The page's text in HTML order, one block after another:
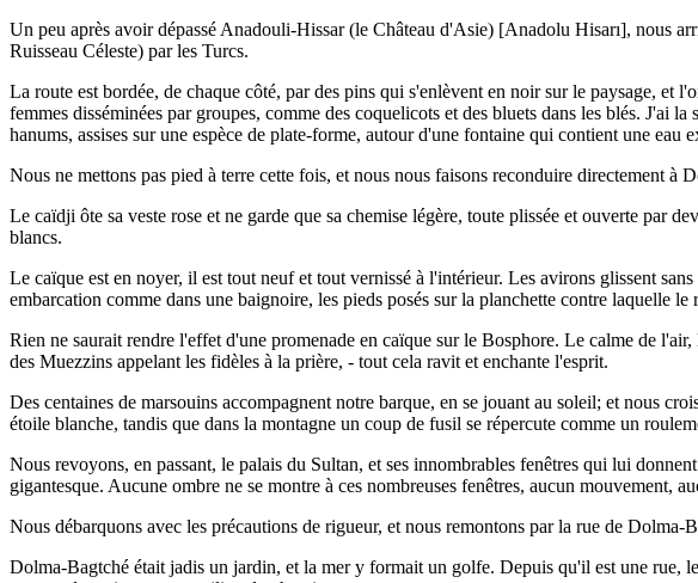
Un peu après avoir dépassé Anadouli-Hissar (le Château d'Asie) [Anadolu Hisarı], nous
Ruisseau Céleste) par les Turcs.
La route est bordée, de chaque côté, par des pins qui s'enlèvent en noir sur le paysage,
femmes disséminées par groupes, comme des coquelicots et des bluets dans les blés. J'ai
hanums, assises sur une espèce de plate-forme, autour d'une fontaine qui contient une eau
Nous ne mettons pas pied à terre cette fois, et nous nous faisons reconduire directement à
Le caïdji ôte sa veste rose et ne garde que sa chemise légère, toute plissée et ouverte par
blancs.
Le caïque est en noyer, il est tout neuf et tout vernissé à l'intérieur. Les avirons glissent
embarcation comme dans une baignoire, les pieds posés sur la planchette contre laquelle
Rien ne saurait rendre l'effet d'une promenade en caïque sur le Bosphore. Le calme de
des Muezzins appelant les fidèles à la prière, - tout cela ravit et enchante l'esprit.
Des centaines de marsouins accompagnent notre barque, en se jouant au soleil; et nous
étoile blanche, tandis que dans la montagne un coup de fusil se répercute comme un
Nous revoyons, en passant, le palais du Sultan, et ses innombrables fenêtres qui lui
gigantesque. Aucune ombre ne se montre à ces nombreuses fenêtres, aucun mouvement,
Nous débarquons avec les précautions de rigueur, et nous remontons par la rue de
Dolma-Bagtché était jadis un jardin, et la mer y formait un golfe. Depuis qu'il est une rue,